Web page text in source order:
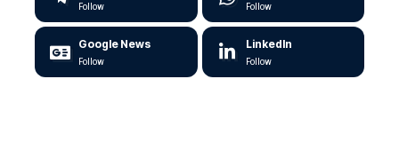
Follow Follow
Google News
Follow
LinkedIn
Follow